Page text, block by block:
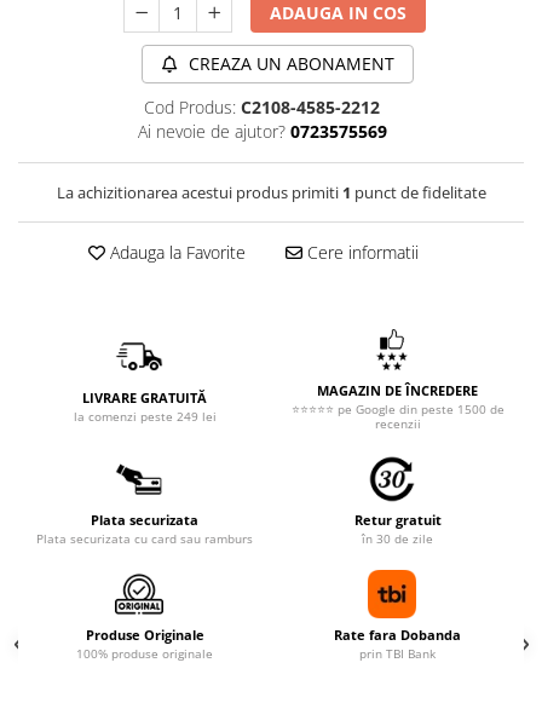
ADAUGA IN COS
CREAZA UN ABONAMENT
Cod Produs: C2108-4585-2212
Ai nevoie de ajutor? 0723575569
La achizitionarea acestui produs primiti 1 punct de fidelitate
Adauga la Favorite Cere informatii
LIVRARE GRATUITĂ
la comenzi peste 249 lei
MAGAZIN DE ÎNCREDERE
⭐⭐⭐⭐⭐ pe Google din peste 1500 de
recenzii
Plata securizata
Plata securizata cu card sau ramburs
Retur gratuit
în 30 de zile
Produse Originale
100% produse originale
Rate fara Dobanda
prin TBI Bank